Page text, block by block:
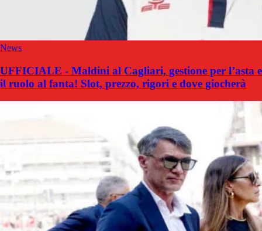
News
UFFICIALE - Maldini al Cagliari, gestione per l’asta e
il ruolo al fanta! Slot, prezzo, rigori e dove giocherà